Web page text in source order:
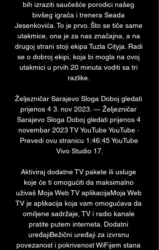
bih izraziti saučešće porodici našeg
bivšeg igrača i trenera Seada
Jesenkovića. To je prvo. Što se tiče same
utakmice, ona je za nas značajna, a na
drugoj strani stoji ekipa Tuzla Cityja. Radi
se o dobroj ekipi, koja bi mogla na ovoj
utakmici u prvih 20 minuta voditi sa tri
razlike.
Željezničar Sarajevo Sloga Doboj gledati
prijenos 4 3. nov 2023. — Željezničar
Sarajevo Sloga Doboj gledati prijenos 4
novembar 2023 TV YouTube YouTube ·
Prevedi ovu stranicu 1:46:45 YouTube
Vivo Studio 17.
Aktiviraj dodatne TV pakete ili usluge
koje će ti omogućiti da maksimalno
uživaš Moja Web TV aplikacijaMoja Web
TV je aplikacija koja vam omogućava da
omiljene sadržaje, TV i radio kanale
pratite putem interneta. Dodatni
uređajiBežični uređaji za izvrsnu
povezanost i pokrivenost WiFijem stana